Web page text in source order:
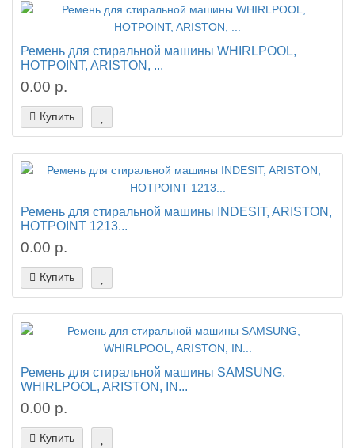
Ремень для стиральной машины WHIRLPOOL,
HOTPOINT, ARISTON, ...
0.00 р.
Купить
Ремень для стиральной машины INDESIT, ARISTON,
HOTPOINT 1213...
0.00 р.
Купить
Ремень для стиральной машины SAMSUNG,
WHIRLPOOL, ARISTON, IN...
0.00 р.
Купить